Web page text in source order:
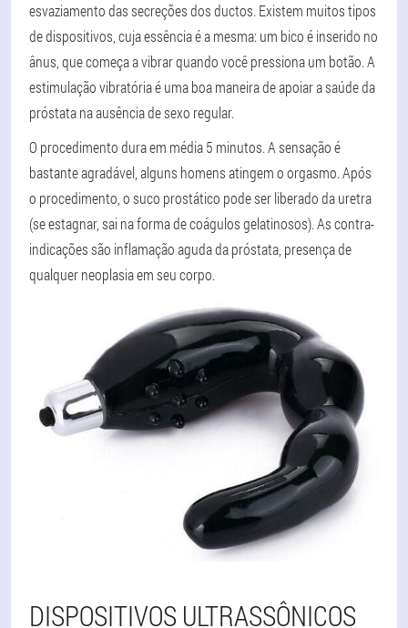
esvaziamento das secreções dos ductos. Existem muitos tipos
de dispositivos, cuja essência é a mesma: um bico é inserido no
ânus, que começa a vibrar quando você pressiona um botão. A
estimulação vibratória é uma boa maneira de apoiar a saúde da
próstatana ausência de sexo regular.
O procedimento dura em média 5 minutos.A sensação é
bastante agradável, alguns homens atingem o orgasmo. Após
o procedimento, o suco prostático pode ser liberado da uretra
(se estagnar, sai na forma de coágulos gelatinosos). As contra-
indicações são inflamação aguda da próstata, presença de
qualquer neoplasia em seu corpo.
DISPOSITIVOS ULTRASSÔNICOS